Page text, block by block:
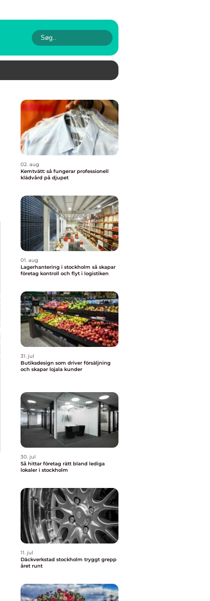
02. aug
Kemtvätt: så fungerar professionell
klädvård på djupet
01. aug
Lagerhantering i stockholm så skapar
företag kontroll och flyt i logistiken
31. jul
Butiksdesign som driver försäljning
och skapar lojala kunder
30. jul
Så hittar företag rätt bland lediga
lokaler i stockholm
11. jul
Däckverkstad stockholm tryggt grepp
året runt